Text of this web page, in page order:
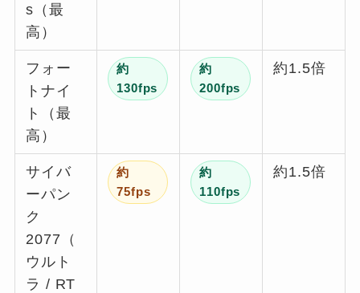
s（最
高）
フォー
トナイ
ト（最
高）
約
130fps
約
200fps
約1.5倍
サイバ
ーパン
ク
2077（
ウルト
ラ / RT
約
75fps
約
110fps
約1.5倍